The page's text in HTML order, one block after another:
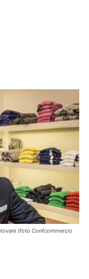
(foto Confcommercio